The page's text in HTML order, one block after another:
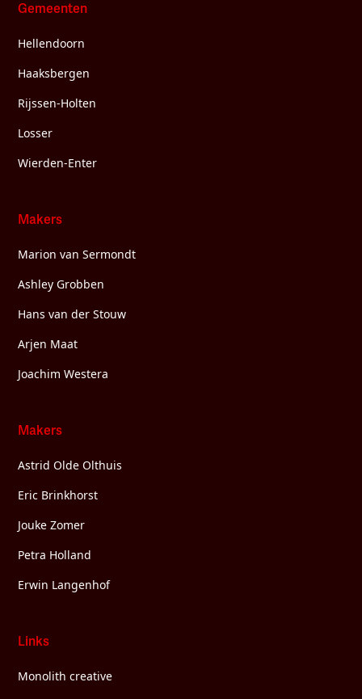
Gemeenten
Hellendoorn
Haaksbergen
Rijssen-Holten
Losser
Wierden-Enter
Makers
Marion van Sermondt
Ashley Grobben
Hans van der Stouw
Arjen Maat
Joachim Westera
Makers
Astrid Olde Olthuis
Eric Brinkhorst
Jouke Zomer
Petra Holland
Erwin Langenhof
Links
Monolith creative